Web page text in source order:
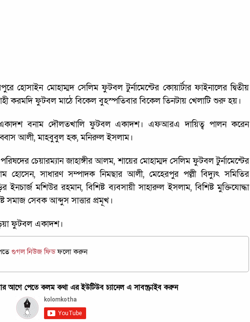
হোসাইন মোহাম্মদ সেলিম ফুটবল টুর্নামেন্টের কোয়ার্টার ফাইনালের দ্বিতীয়
করমদি ফুটবল মাঠে বিকেল বুহস্পতিবার বিকেল তিনটায় খেলাটি শুরু হয়।
একাদশ বনাম দৌলতখালি ফুটবল একাদশ। এফআরএ দায়িত্ব পালন করেন
আলী, মাহবুবুল হক, মনিরুল ইসলাম।
চেয়ারম্যান জাহাঙ্গীর আলম, শায়ের মোহাম্মদ সেলিম ফুটবল টুর্নামেন্টের
সাধারণ সম্পাদক নিমছার আলী, মেহেরপুর পল্লী বিদ্যুৎ সমিতির
মশিউর রহমান, বিশিষ্ট ব্যবসায়ী সাহারুল ইসলাম, বিশিষ্ট মুক্তিযোদ্ধা
সমাজ সেবক আব্দুস সাত্তার প্রমূখ।
ফুটবল একাদশ।
গুগল নিউজ ফিডফলো করুন
আগে পেতে কলম কথা এর ইউটিউব চ্যানেল এ সাবস্ক্রাইব করুন